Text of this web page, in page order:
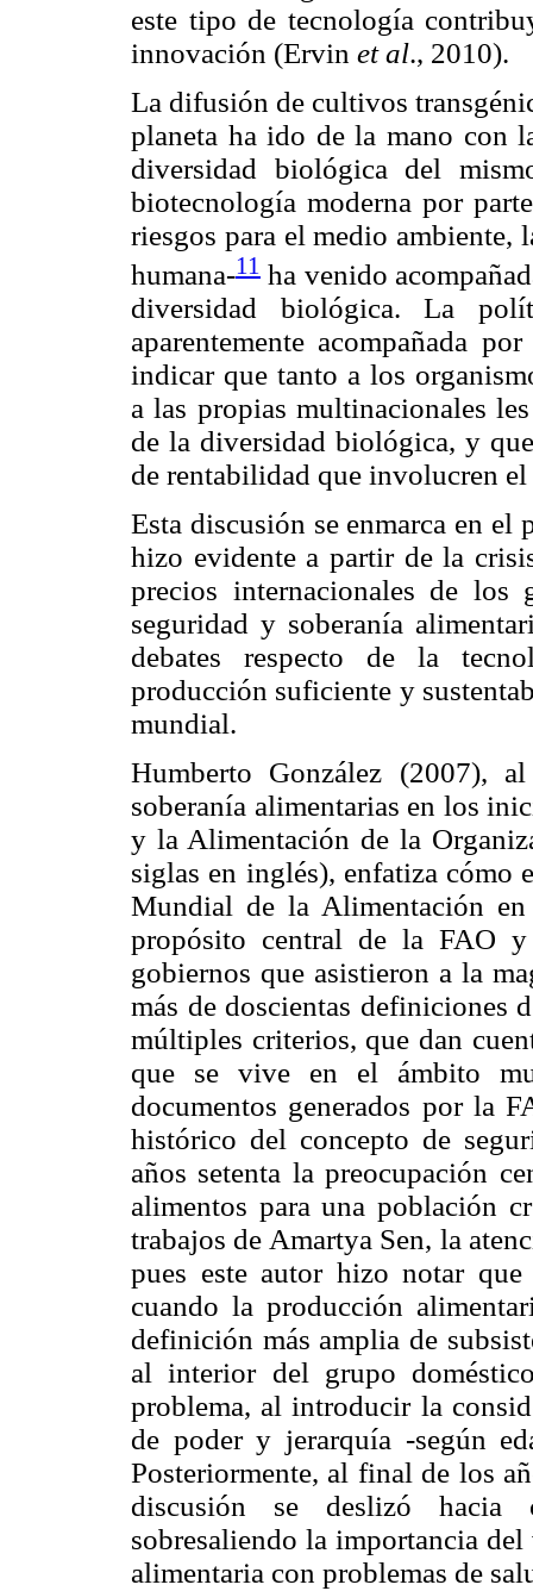
este tipo de tecnología
innovación (Ervin et al., 2010).
La difusión de cultivos
planeta ha ido de la mano con
diversidad biológica del
biotecnología moderna por
riesgos para el medio
humana-11 ha venido
diversidad biológica. La
aparentemente acompañada
indicar que tanto a los
a las propias multinacionales
de la diversidad biológica, y
de rentabilidad que involucren
Esta discusión se enmarca en
hizo evidente a partir de la
precios internacionales de los
seguridad y soberanía
debates respecto de la
producción suficiente y
mundial.
Humberto González (2007),
soberanía alimentarias en los
y la Alimentación de la
siglas en inglés), enfatiza cómo
Mundial de la Alimentación
propósito central de la FAO
gobiernos que asistieron a la
más de doscientas definiciones
múltiples criterios, que dan
que se vive en el ámbito
documentos generados por la
histórico del concepto de
años setenta la preocupación
alimentos para una población
trabajos de Amartya Sen, la
pues este autor hizo notar
cuando la producción
definición más amplia de
al interior del grupo
problema, al introducir la
de poder y jerarquía -según
Posteriormente, al final de los
discusión se deslizó hacia
sobresaliendo la importancia
alimentaria con problemas de